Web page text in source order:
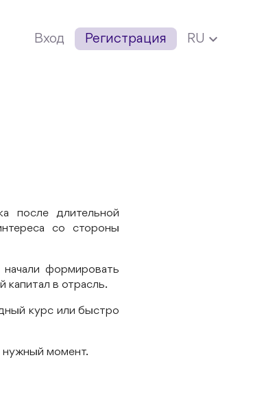
Вход Регистрация RU expand_more
после длительной
со стороны
формировать
капитал в отрасль.
курс или быстро
нужный момент.